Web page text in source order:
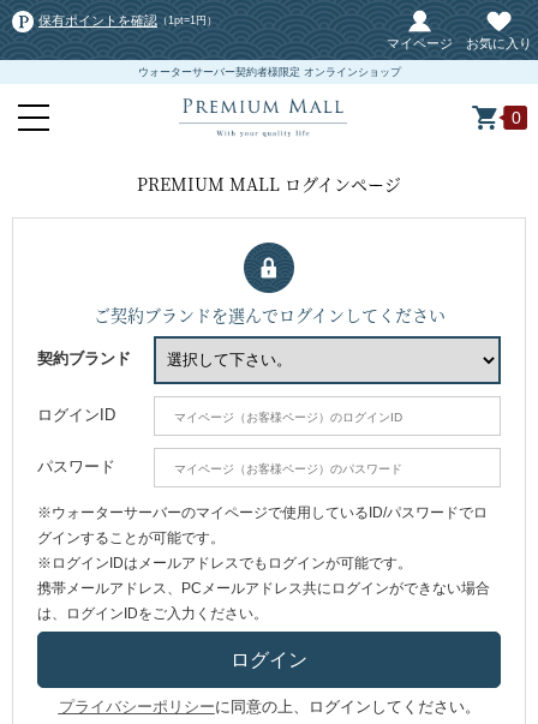
保有ポイントを確認 （1pt=1円）
マイページ お気に入り
ウォーターサーバー契約者様限定 オンラインショップ
0
PREMIUM MALL ログインページ
ご契約ブランドを選んでログインしてください
契約ブランド
ログインID
パスワード
※ウォーターサーバーのマイページで使用しているID/パスワードでロ
グインすることが可能です。
※ログインIDはメールアドレスでもログインが可能です。
携帯メールアドレス、PCメールアドレス共にログインができない場合
は、ログインIDをご入力ください。
プライバシーポリシーに同意の上、ログインしてください。